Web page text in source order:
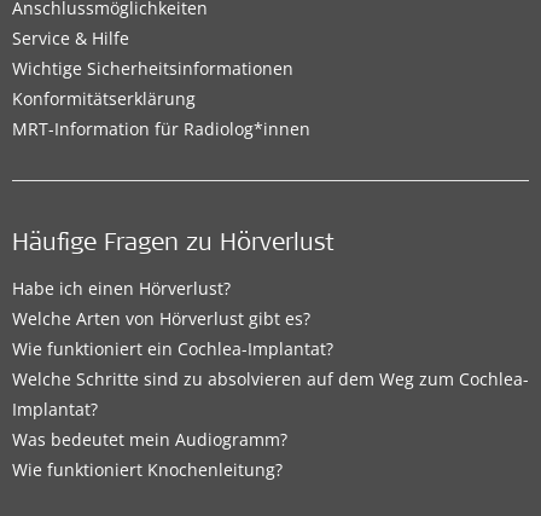
Anschlussmöglichkeiten
Service & Hilfe
Wichtige Sicherheitsinformationen
Konformitätserklärung
MRT-Information für Radiolog*innen
Häufige Fragen zu Hörverlust
Habe ich einen Hörverlust?
Welche Arten von Hörverlust gibt es?
Wie funktioniert ein Cochlea-Implantat?
Welche Schritte sind zu absolvieren auf dem Weg zum Cochlea-
Implantat?
Was bedeutet mein Audiogramm?
Wie funktioniert Knochenleitung?